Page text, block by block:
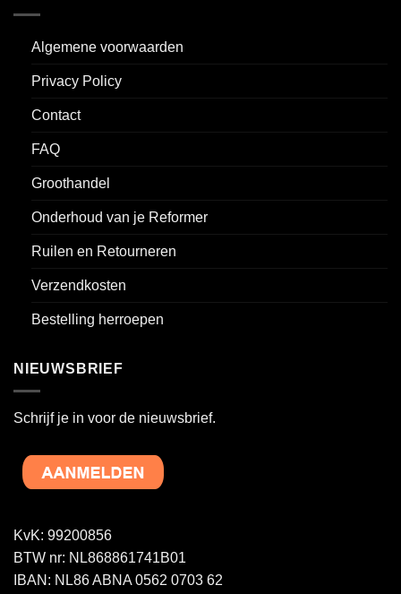
Algemene voorwaarden
Privacy Policy
Contact
FAQ
Groothandel
Onderhoud van je Reformer
Ruilen en Retourneren
Verzendkosten
Bestelling herroepen
NIEUWSBRIEF
Schrijf je in voor de nieuwsbrief.
KvK: 99200856
BTW nr: NL868861741B01
IBAN: NL86 ABNA 0562 0703 62